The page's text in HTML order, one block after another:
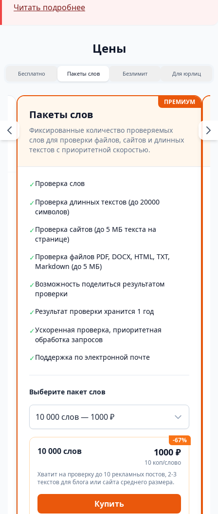
Читать подробнее
Цены
Бесплатно Пакеты слов Безлимит Для юрлиц
ПРЕМИУМ
Пакеты слов
Фиксированные количество проверяемых
слов для проверки файлов, сайтов и длинных
текстов с приоритетной скоростью.
✓Проверка слов
✓Проверка длинных текстов (до 20000
символов)
✓Проверка сайтов (до 5 МБ текста на
странице)
✓Проверка файлов PDF, DOCX, HTML, TXT,
Markdown (до 5 МБ)
✓Возможность поделиться результатом
проверки
✓Результат проверки хранится 1 год
✓Ускоренная проверка, приоритетная
обработка запросов
✓Поддержка по электронной почте
Выберите пакет слов
10 000 слов — 1000 ₽
-67%
10 000 слов 1000 ₽
10 коп/слово
Хватит на проверку до 10 рекламных постов, 2-3
текстов для блога или сайта среднего размера.
Купить